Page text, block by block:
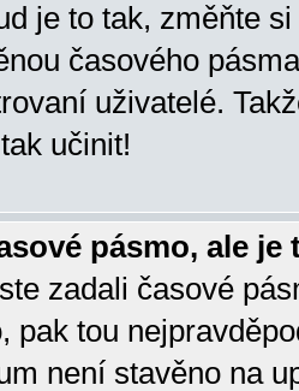
je to tak, změňte
časového
uživatelé.
učinit!
pásmo, ale je
zadali časové
pak tou
není stavěno na